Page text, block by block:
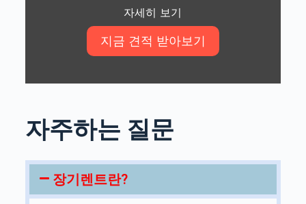
자세히 보기
자주하는 질문
장기렌트란?